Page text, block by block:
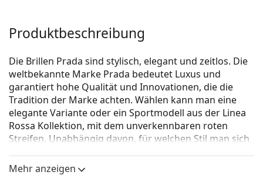
Produktbeschreibung
Die Brillen Prada sind stylisch, elegant und zeitlos. Die
weltbekannte Marke Prada bedeutet Luxus und
garantiert hohe Qualität und Innovationen, die die
Tradition der Marke achten. Wählen kann man eine
elegante Variante oder ein Sportmodell aus der Linea
Rossa Kollektion, mit dem unverkennbaren roten
Streifen. Unabhängig davon, für welchen Stil man sich
individuell und einmalig sein.
Mehr anzeigen